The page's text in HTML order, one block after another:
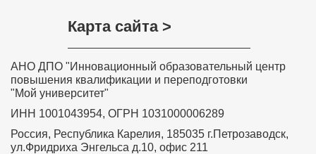
Карта сайта >
АНО ДПО "Инновационный образовательный центр
повышения квалификации и переподготовки
"Мой университет"
ИНН 1001043954, ОГРН 1031000006289
Россия, Республика Карелия, 185035 г.Петрозаводск,
ул.Фридриха Энгельса д.10, офис 211